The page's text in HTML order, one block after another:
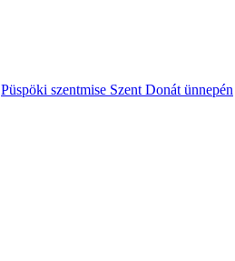
Püspöki szentmise Szent Donát ünnepén